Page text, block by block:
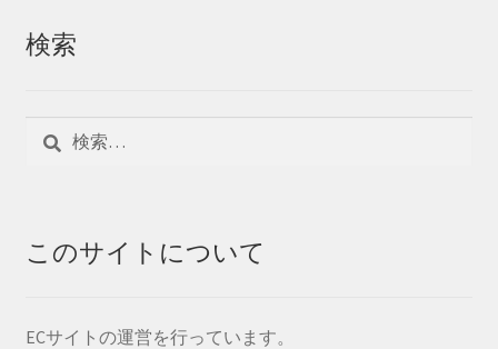
検索
このサイトについて
ECサイトの運営を行っています。